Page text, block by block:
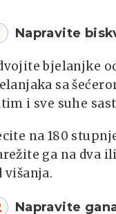
Napravite
bjelanjke
sa
i sve suhe
na 180
ga na dva
višanja.
Napravite